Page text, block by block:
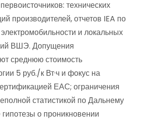
технических
производителей, отчетов IEA по
и локальных
ВШЭ. Допущения
среднюю стоимость
5 руб./к Вт·ч и фокус на
ЕАС; ограничения
статистикой по Дальнему
гипотезы о проникновении